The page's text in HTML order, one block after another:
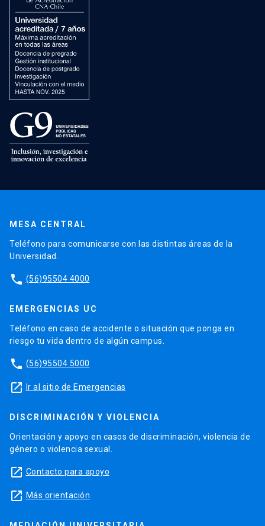
MESA CENTRAL
Teléfono para comunicarse con las distintas áreas de la
Universidad.
phone (56)95504 4000
EMERGENCIAS UC
Teléfono en caso de accidente o situación que ponga en
riesgo tu vida dentro de algún campus.
phone (56)95504 5000
launch Ir al sitio de Emergencias
DISCRIMINACIÓN Y VIOLENCIA
Orientación y apoyo en casos de discriminación, violencia de
género o violencia sexual.
launch Contacto para apoyo
launch Más orientación